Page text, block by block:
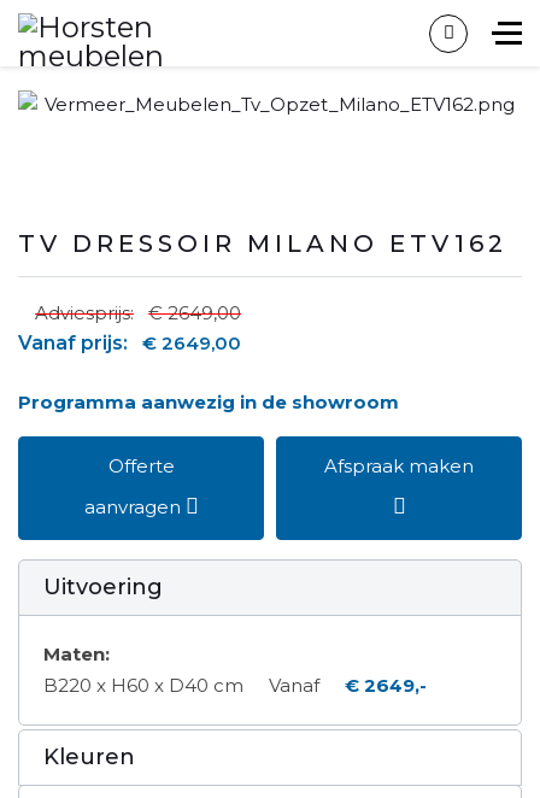
TV DRESSOIR MILANO ETV162
Adviesprijs:
€ 2649,00
Vanaf prijs:
€ 2649,00
Programma aanwezig in de showroom
Offerte
aanvragen
Afspraak maken
Uitvoering
Maten:
B220 x H60 x D40 cm
Vanaf € 2649,-
Kleuren